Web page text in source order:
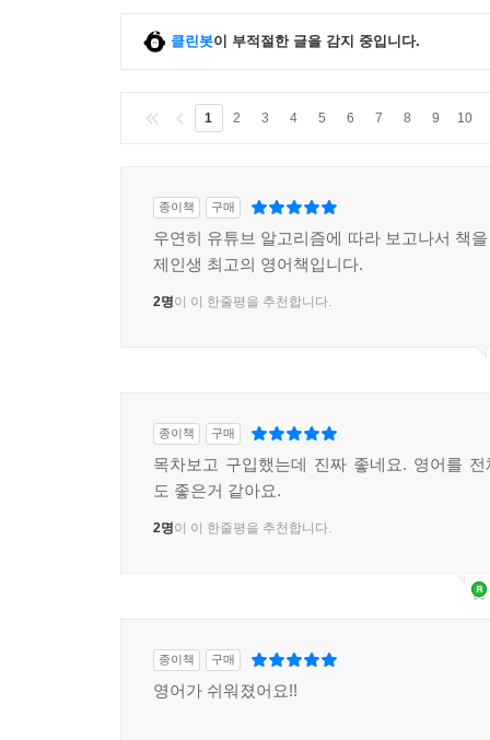
클린봇이 부적절한 글을 감지 중입니다.
1 2 3 4 5 6 7 8 9 10
종이책 구매
우연히 유튜브 알고리즘에 따라 보고나서 책
제인생 최고의 영어책입니다.
2명이 이 한줄평을 추천합니다.
종이책 구매
목차보고 구입했는데 진짜 좋네요. 영어를
도 좋은거 같아요.
2명이 이 한줄평을 추천합니다.
종이책 구매
영어가 쉬워졌어요!!